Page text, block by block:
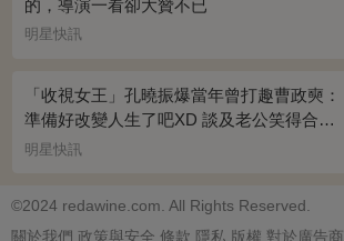
的，導演一看卻大贊不已
明星快訊
「收視女王」孔曉振爆當年曾打趣曹政奭：
準備好改變人生了吧XD 談及老公笑得合不
攏嘴~
明星快訊
©2024 redawine.com. All Rights Reserved.
關於我們 政策與安全 條款 隱私 版權 對於廣告商